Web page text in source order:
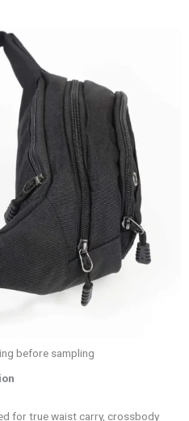
before sampling
for true waist carry, crossbody